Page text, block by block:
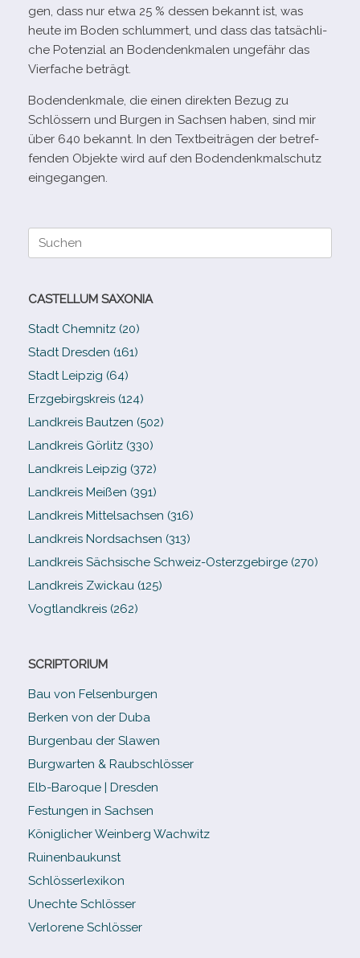
gen, dass nur etwa 25 % des­sen bekannt ist, was
heute im Boden schlum­mert, und dass das tat­säch­li­
che Potenzial an Bodendenkmalen unge­fähr das
Vierfache beträgt.
Bodendenkmale, die einen direk­ten Bezug zu
Schlössern und Burgen in Sachsen haben, sind mir
über 640 bekannt. In den Textbeiträgen der betref­
fen­den Objekte wird auf den Bodendenkmalschutz
eingegangen.
Suche
nach:
CASTELLUM SAXONIA
Stadt Chemnitz (20)
Stadt Dresden (161)
Stadt Leipzig (64)
Erzgebirgskreis (124)
Landkreis Bautzen (502)
Landkreis Görlitz (330)
Landkreis Leipzig (372)
Landkreis Meißen (391)
Landkreis Mittelsachsen (316)
Landkreis Nordsachsen (313)
Landkreis Sächsische Schweiz-​Osterzgebirge (270)
Landkreis Zwickau (125)
Vogtlandkreis (262)
SCRIPTORIUM
Bau von Felsenburgen
Berken von der Duba
Burgenbau der Slawen
Burgwarten & Raubschlösser
Elb-​Baroque | Dresden
Festungen in Sachsen
Königlicher Weinberg Wachwitz
Ruinenbaukunst
Schlösserlexikon
Unechte Schlösser
Verlorene Schlösser